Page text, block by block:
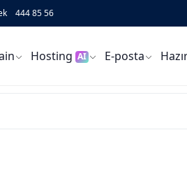
444 85 56
Hosting AI E-posta